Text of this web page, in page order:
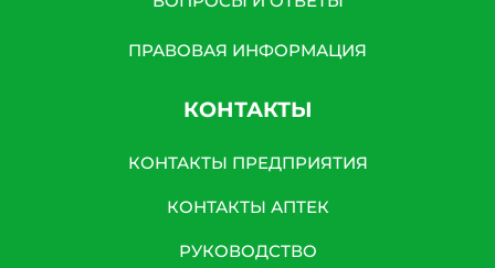
ПРАВОВАЯ ИНФОРМАЦИЯ
КОНТАКТЫ
КОНТАКТЫ ПРЕДПРИЯТИЯ
КОНТАКТЫ АПТЕК
РУКОВОДСТВО